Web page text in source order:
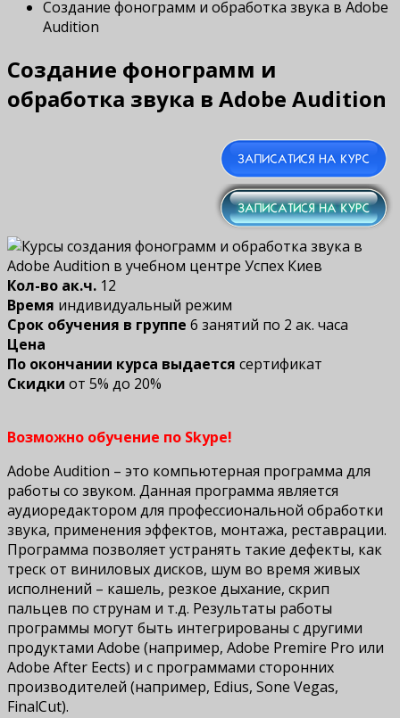
Создание фонограмм и обработка звука в Adobe
Audition
Создание фонограмм и
обработка звука в Adobe Audition
Кол-во ак.ч. 12
Время индивидуальный режим
Срок обучения в группе 6 занятий по 2 ак. часа
Цена
По окончании курса выдается сертификат
Скидки от 5% до 20%
Возможно обучение по Skype!
Adobe Audition – это компьютерная программа для
работы со звуком. Данная программа является
аудиоредактором для профессиональной обработки
звука, применения эффектов, монтажа, реставрации.
Программа позволяет устранять такие дефекты, как
треск от виниловых дисков, шум во время живых
исполнений – кашель, резкое дыхание, скрип
пальцев по струнам и т.д. Результаты работы
программы могут быть интегрированы с другими
продуктами Adobe (например, Adobe Premire Pro или
Adobe After Effects) и с программами сторонних
производителей (например, Edius, Sone Vegas,
FinalCut).